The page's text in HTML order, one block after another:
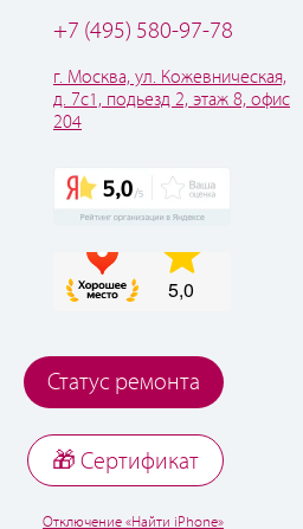
+7 (495) 580-97-78
г. Москва, ул. Кожевническая,
д. 7с1, подьезд 2, этаж 8, офис
204
Статус ремонта
🎁 Cертификат
Отключение «Найти iPhone»